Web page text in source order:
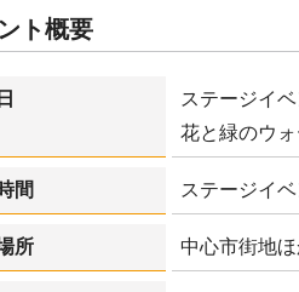
ト概要
ステージイ
花と緑のウ
間 ステージイ
所 中心市街地